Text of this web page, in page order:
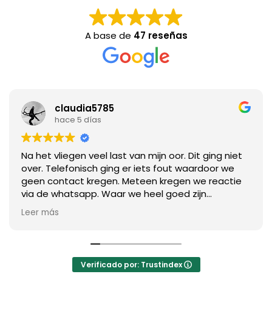
A base de 47 reseñas
claudia5785
hace 5 días
Na het vliegen veel last van mijn oor. Dit ging niet
over. Telefonisch ging er iets fout waardoor we
geen contact kregen. Meteen kregen we reactie
via de whatsapp. Waar we heel goed zijn
geholpen met een afspraak en advies. Tijdens de
afspraak goed geholpen door Max. Wat een fijne
geluisterd en daarna goed nagekeken en nadien
een goede uitleg. Heel fijn dat dit in het
Nederlands kan.
Leer más
Verificado por: Trustindex